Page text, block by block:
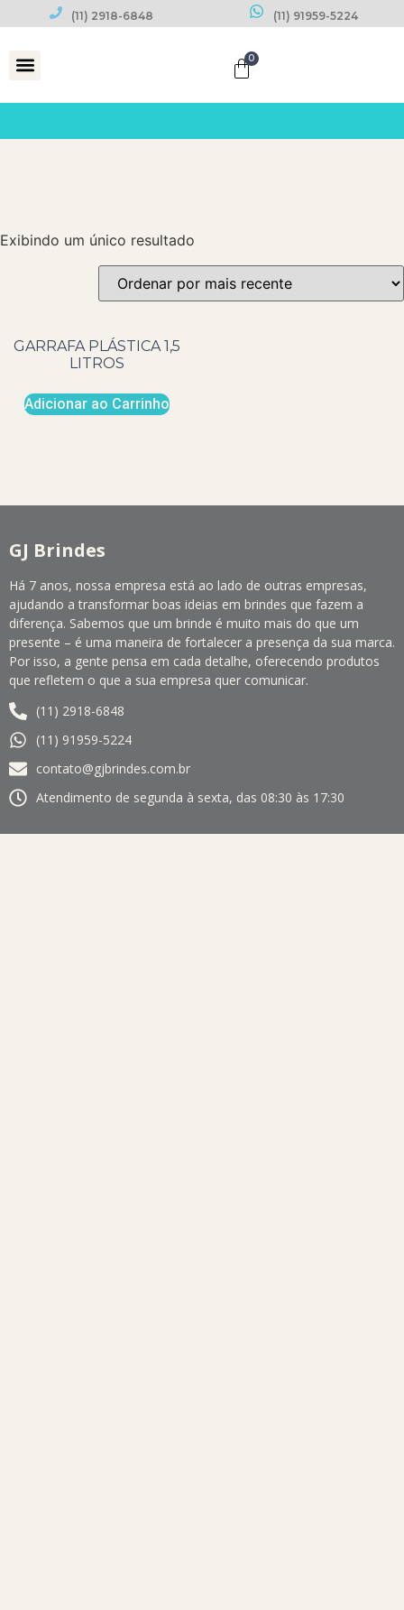
(11) 2918-6848 (11) 91959-5224
0
Exibindo um único resultado
GARRAFA PLÁSTICA 1,5
LITROS
Adicionar ao Carrinho
GJ Brindes
Há 7 anos, nossa empresa está ao lado de outras empresas,
ajudando a transformar boas ideias em brindes que fazem a
diferença. Sabemos que um brinde é muito mais do que um
presente – é uma maneira de fortalecer a presença da sua marca.
Por isso, a gente pensa em cada detalhe, oferecendo produtos
que refletem o que a sua empresa quer comunicar.
(11) 2918-6848
(11) 91959-5224
contato@gjbrindes.com.br
Atendimento de segunda à sexta, das 08:30 às 17:30